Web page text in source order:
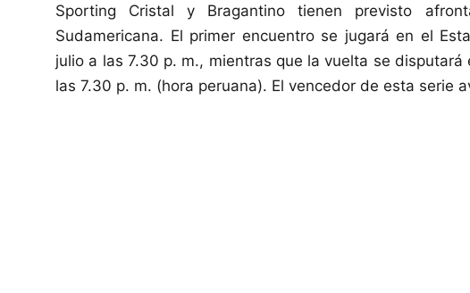
Sporting Cristal y Bragantino tienen previsto
Sudamericana. El primer encuentro se jugará en el
julio a las 7.30 p. m., mientras que la vuelta se
las 7.30 p. m. (hora peruana). El vencedor de esta serie